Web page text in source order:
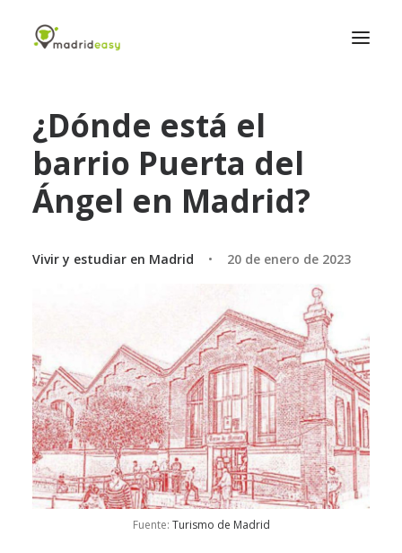
Inicio
Listado de propiedades
Blog
Contáctanos
¿Dónde está el
barrio Puerta del
Ángel en Madrid?
Vivir y estudiar en Madrid • 20 de enero de 2023
Fuente: Turismo de Madrid